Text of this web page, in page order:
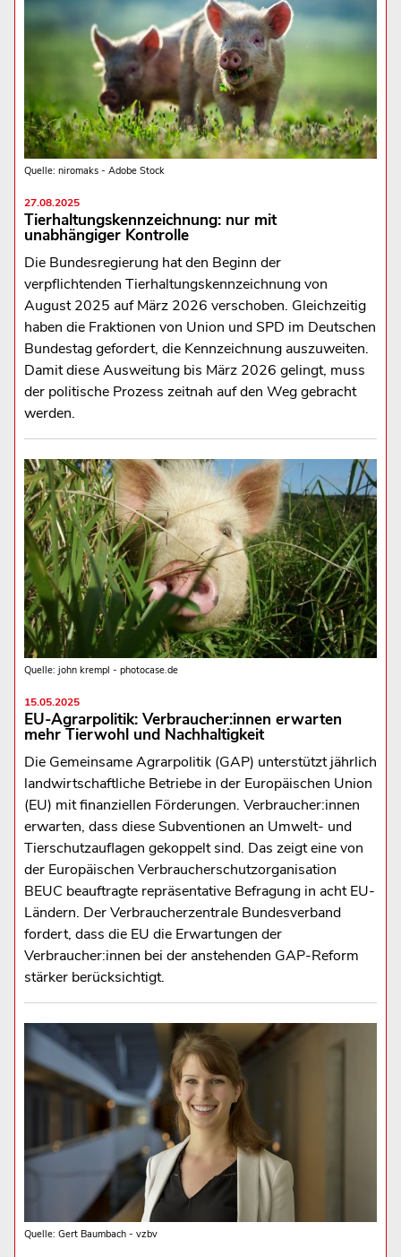
Quelle: niromaks - Adobe Stock
27.08.2025
Tierhaltungskennzeichnung: nur mit
unabhängiger Kontrolle
Die Bundesregierung hat den Beginn der
verpflichtenden Tierhaltungskennzeichnung von
August 2025 auf März 2026 verschoben. Gleichzeitig
haben die Fraktionen von Union und SPD im Deutschen
Bundestag gefordert, die Kennzeichnung auszuweiten.
Damit diese Ausweitung bis März 2026 gelingt, muss
der politische Prozess zeitnah auf den Weg gebracht
werden.
Quelle: john krempl - photocase.de
15.05.2025
EU-Agrarpolitik: Verbraucher:innen erwarten
mehr Tierwohl und Nachhaltigkeit
Die Gemeinsame Agrarpolitik (GAP) unterstützt jährlich
landwirtschaftliche Betriebe in der Europäischen Union
(EU) mit finanziellen Förderungen. Verbraucher:innen
erwarten, dass diese Subventionen an Umwelt- und
Tierschutzauflagen gekoppelt sind. Das zeigt eine von
der Europäischen Verbraucherschutzorganisation
BEUC beauftragte repräsentative Befragung in acht EU-
Ländern. Der Verbraucherzentrale Bundesverband
fordert, dass die EU die Erwartungen der
Verbraucher:innen bei der anstehenden GAP-Reform
stärker berücksichtigt.
Quelle: Gert Baumbach - vzbv